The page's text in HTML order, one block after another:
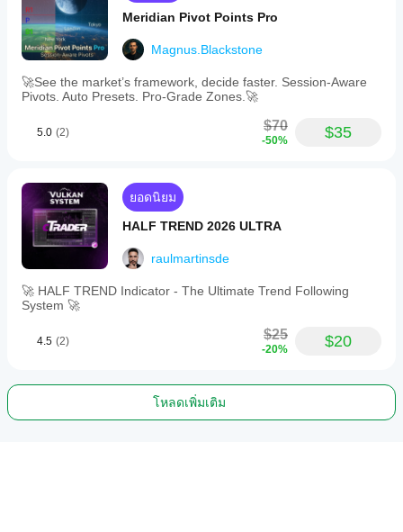
Meridian Pivot Points Pro
Magnus.Blackstone
🚀See the market’s framework, decide faster. Session-Aware
Pivots. Auto Presets. Pro-Grade Zones.🚀
5.0 (2) $70
-50% $35
ยอดนิยม
HALF TREND 2026 ULTRA
raulmartinsde
🚀 HALF TREND Indicator - The Ultimate Trend Following
System 🚀
4.5 (2) $25
-20% $20
โหลดเพิ่มเติม